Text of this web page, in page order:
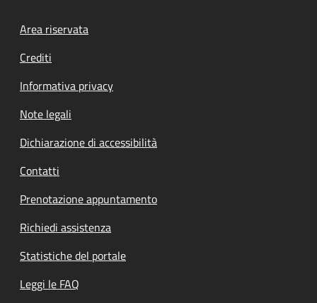
Footer menu
Area riservata
Crediti
Informativa privacy
Note legali
Dichiarazione di accessibilità
Contatti
Prenotazione appuntamento
Richiedi assistenza
Statistiche del portale
Leggi le FAQ